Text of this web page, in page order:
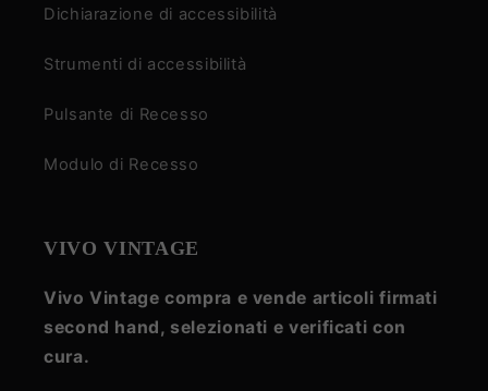
Dichiarazione di accessibilità
Strumenti di accessibilità
Pulsante di Recesso
Modulo di Recesso
VIVO VINTAGE
Vivo Vintage compra e vende articoli firmati
second hand, selezionati e verificati con
cura.